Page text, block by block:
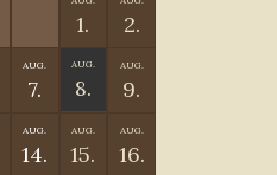
1. 2.
AUG.
7.
AUG.
8.
AUG.
9.
AUG.
14.
AUG.
15.
AUG.
16.